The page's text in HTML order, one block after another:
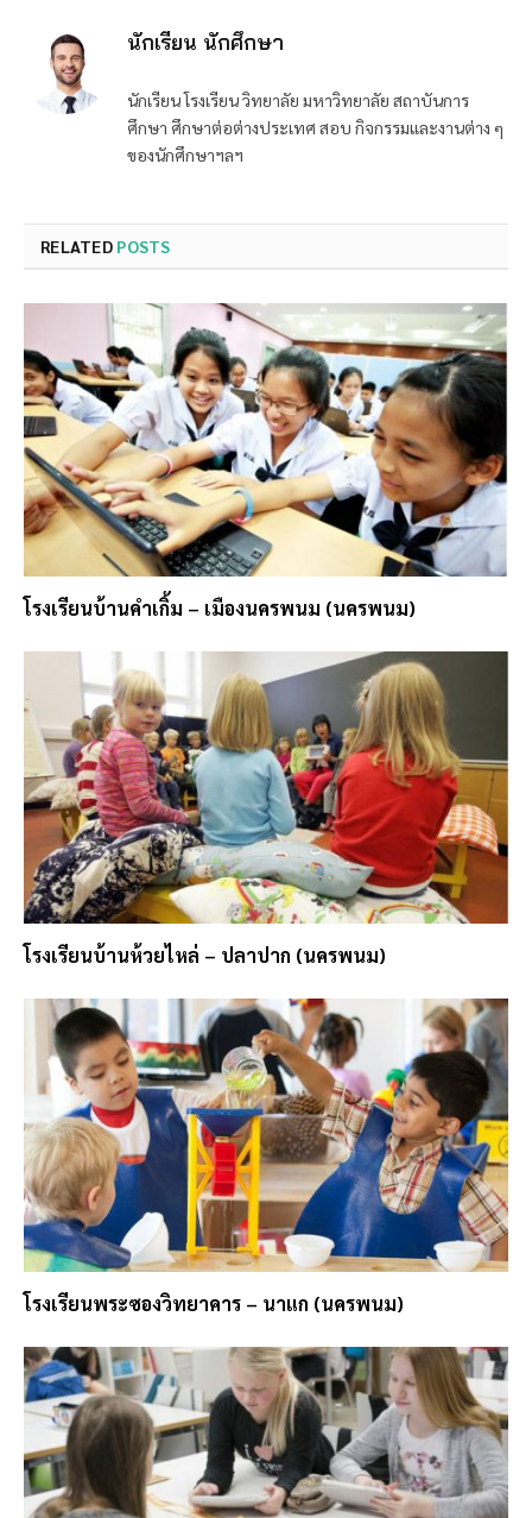
นักเรียน นักศึกษา
นักเรียน โรงเรียน วิทยาลัย มหาวิทยาลัย สถาบันการ
ศึกษา ศึกษาต่อต่างประเทศ สอบ กิจกรรมและงานต่าง ๆ
ของนักศึกษาฯลฯ
RELATED POSTS
โรงเรียนบ้านคำเกิ้ม – เมืองนครพนม (นครพนม)
โรงเรียนบ้านห้วยไหล่ – ปลาปาก (นครพนม)
โรงเรียนพระซองวิทยาคาร – นาแก (นครพนม)